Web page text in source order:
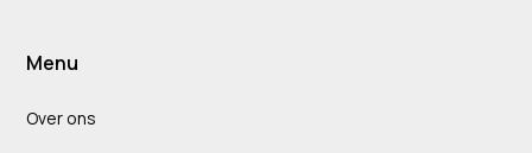
Menu
Over ons